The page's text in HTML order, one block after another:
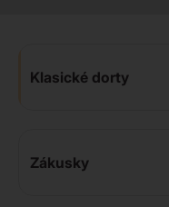
Klasické dorty
Zákusky